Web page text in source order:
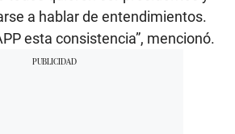
a hablar de entendimientos.
esta consistencia”, mencionó.